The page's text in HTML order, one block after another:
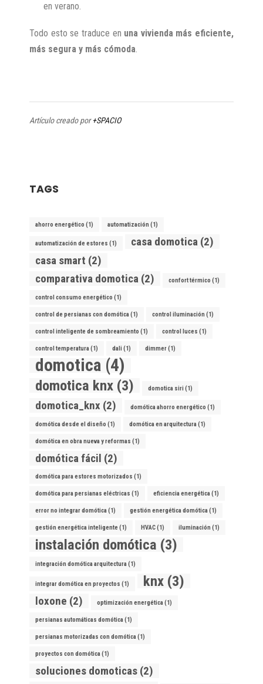
en verano.
Todo esto se traduce en una vivienda más eficiente,
más segura y más cómoda.
Artículo creado por+SPACIO
TAGS
ahorro energético (1) automatización (1)
automatización de estores (1) casa domotica (2)
casa smart (2)
comparativa domotica (2) confort térmico (1)
control consumo energético (1)
control de persianas con domótica(1) control iluminación (1)
control inteligente de sombreamiento (1) control luces (1)
control temperatura(1) dali(1) dimmer(1)
domotica (4)
domotica knx (3) domotica siri(1)
domotica_knx (2) domótica ahorro energético (1)
domótica desde el diseño (1) domótica en arquitectura(1)
domótica en obra nueva y reformas (1)
domótica fácil (2)
domótica para estores motorizados (1)
domótica para persianas eléctricas (1) eficiencia energética(1)
error no integrar domótica(1) gestión energética domótica(1)
gestión energética inteligente(1) HVAC(1) iluminación (1)
instalación domótica (3)
integración domótica arquitectura(1)
integrar domótica en proyectos (1) knx (3)
loxone (2) optimización energética(1)
persianas automáticas domótica(1)
persianas motorizadas con domótica(1)
proyectos con domótica(1)
soluciones domoticas (2)